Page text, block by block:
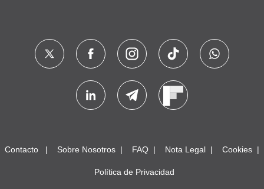
Contacto Sobre Nosotros FAQ Nota Legal Cookies
Política de Privacidad